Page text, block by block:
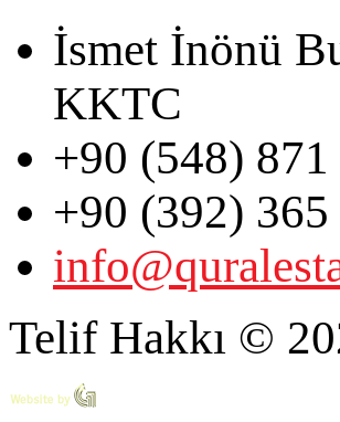
İsmet İnönü
KKTC
+90 (548) 871
+90 (392) 365
Telif Hakkı ©